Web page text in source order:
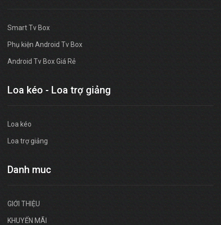
Smart Tv Box
Phụ kiện Android Tv Box
Android Tv Box Giá Rẻ
Loa kéo - Loa trợ giảng
Loa kéo
Loa trợ giảng
Danh muc
GIỚI THIỆU
KHUYẾN MÃI